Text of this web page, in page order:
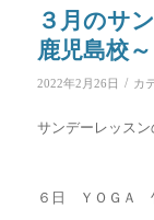
３月のサ
鹿児島校～
2022年2月26日 / カ
サンデーレッスン
６日 ＹＯＧＡ